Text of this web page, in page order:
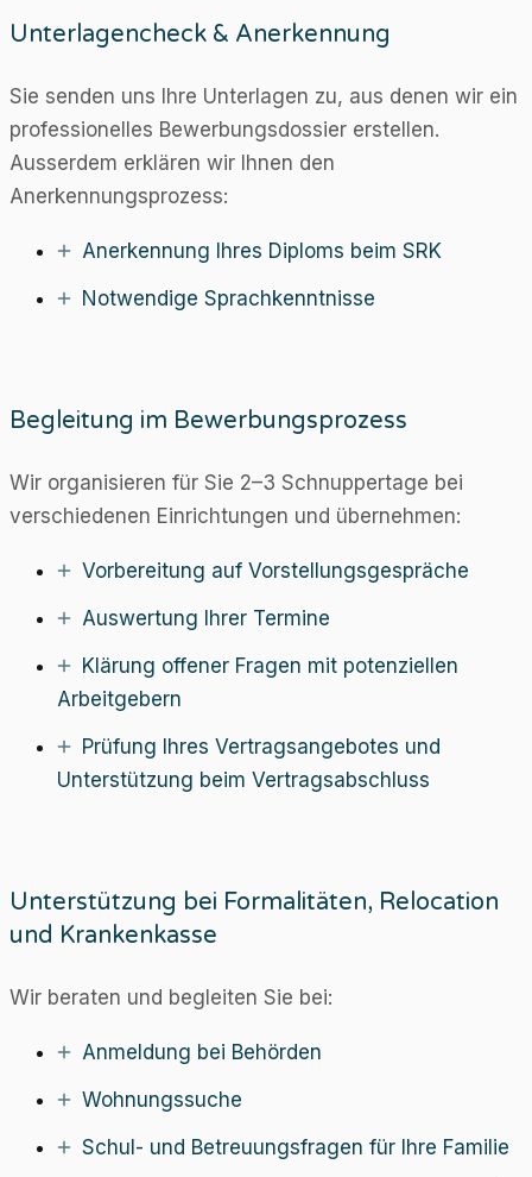
Unterlagencheck & Anerkennung
Sie senden uns Ihre Unterlagen zu, aus denen wir ein
professionelles Bewerbungsdossier erstellen.
Ausserdem erklären wir Ihnen den
Anerkennungsprozess:
Anerkennung Ihres Diploms beim SRK
Notwendige Sprachkenntnisse
Begleitung im Bewerbungsprozess
Wir organisieren für Sie 2–3 Schnuppertage bei
verschiedenen Einrichtungen und übernehmen:
Vorbereitung auf Vorstellungsgespräche
Auswertung Ihrer Termine
Klärung offener Fragen mit potenziellen
Arbeitgebern
Prüfung Ihres Vertragsangebotes und
Unterstützung beim Vertragsabschluss
Unterstützung bei Formalitäten, Relocation
und Krankenkasse
Wir beraten und begleiten Sie bei:
Anmeldung bei Behörden
Wohnungssuche
Schul- und Betreuungsfragen für Ihre Familie